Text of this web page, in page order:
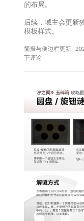
的布局。
后续，域主会更新
模板样式。
简报与侧边栏更新
下评论